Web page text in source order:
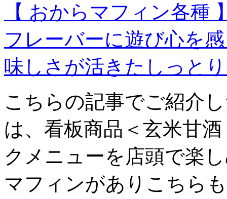
【 おからマフィン各種
フレーバーに遊び心を
味しさが活きたしっと
こちらの記事でご紹介
は、看板商品＜玄米甘
クメニューを店頭で楽
マフィンがありこちら